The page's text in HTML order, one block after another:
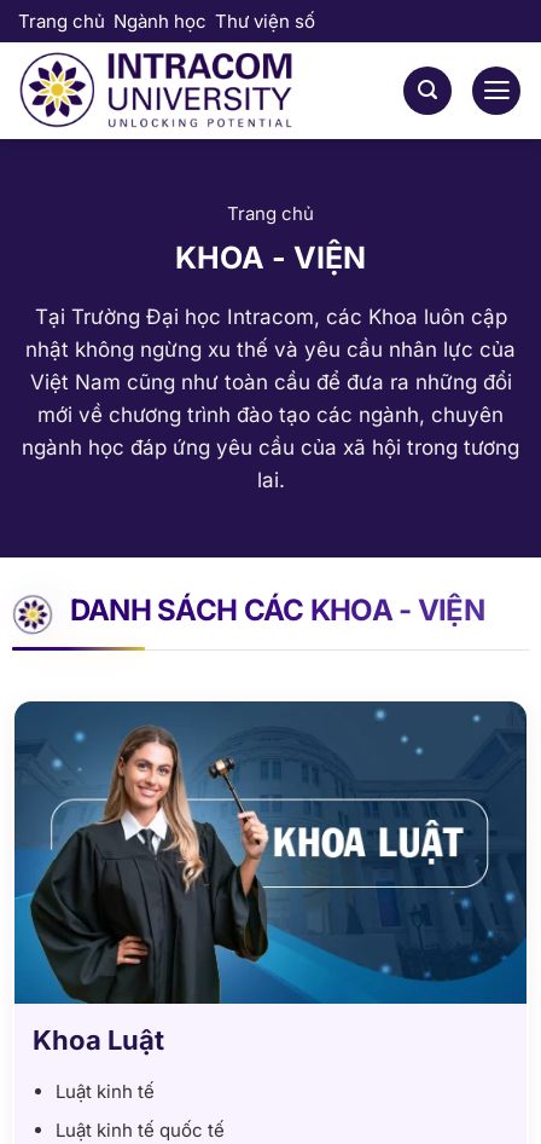
Bỏ
qua
nội
dung
Trang chủ Ngành học Thư viện số
Trang chủ
KHOA - VIỆN
Tại Trường Đại học Intracom, các Khoa luôn cập
nhật không ngừng xu thế và yêu cầu nhân lực của
Việt Nam cũng như toàn cầu để đưa ra những đổi
mới về chương trình đào tạo các ngành, chuyên
ngành học đáp ứng yêu cầu của xã hội trong tương
lai.
DANH SÁCH CÁC KHOA - VIỆN
Khoa Luật
Luật kinh tế
Luật kinh tế quốc tế